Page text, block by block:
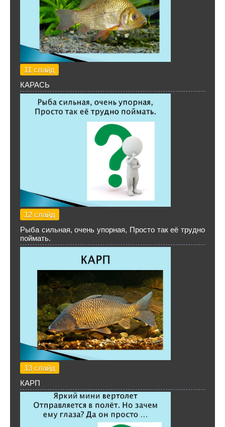
11 слайд
КАРАСЬ
12 слайд
Рыба сильная, очень упорная, Просто так её трудно
поймать.
13 слайд
КАРП